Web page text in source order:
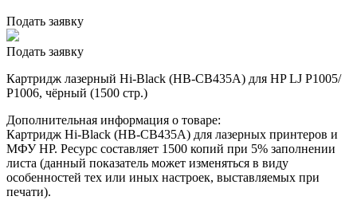
Подать заявку
Подать заявку
Картридж лазерный Hi-Black (HB-CB435A) для HP LJ P1005/
P1006, чёрный (1500 стр.)
Дополнительная информация о товаре:
Картридж Hi-Black (HB-CB435A) для лазерных принтеров и
МФУ HP. Ресурс составляет 1500 копий при 5% заполнении
листа (данный показатель может изменяться в виду
особенностей тех или иных настроек, выставляемых при
печати).